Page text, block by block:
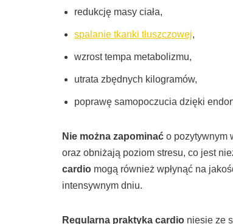
redukcję masy ciała,
spalanie tkanki tłuszczowej,
wzrost tempa metabolizmu,
utrata zbędnych kilogramów,
poprawę samopoczucia dzięki
Nie można zapominać o pozytywnym
oraz obniżają poziom stresu, co jest
cardio mogą również wpłynąć na
intensywnym dniu.
Regularna praktyka cardio niesie ze